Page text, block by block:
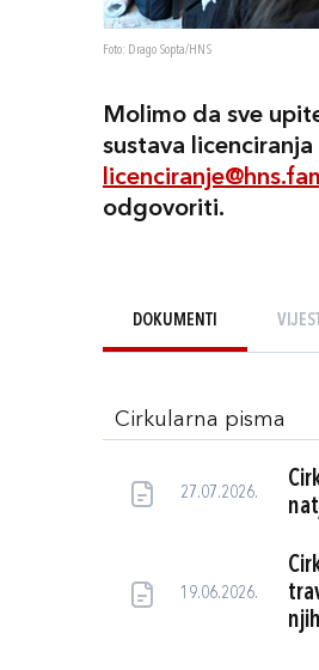
Foto: Drago Sopta/HNS
Molimo da sve
sustava
odgovoriti.
DOKUMENTI
Cirkularna pisma
27.07.2026.
19.06.2026.